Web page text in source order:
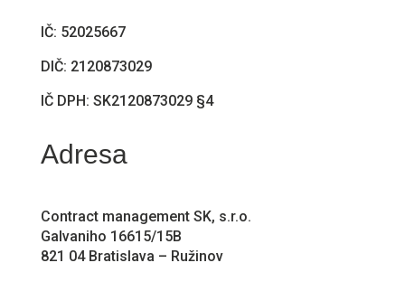
IČ: 52025667
DIČ: 2120873029
IČ DPH: SK2120873029 §4
Adresa
Contract management SK, s.r.o.
Galvaniho 16615/15B
821 04 Bratislava – Ružinov